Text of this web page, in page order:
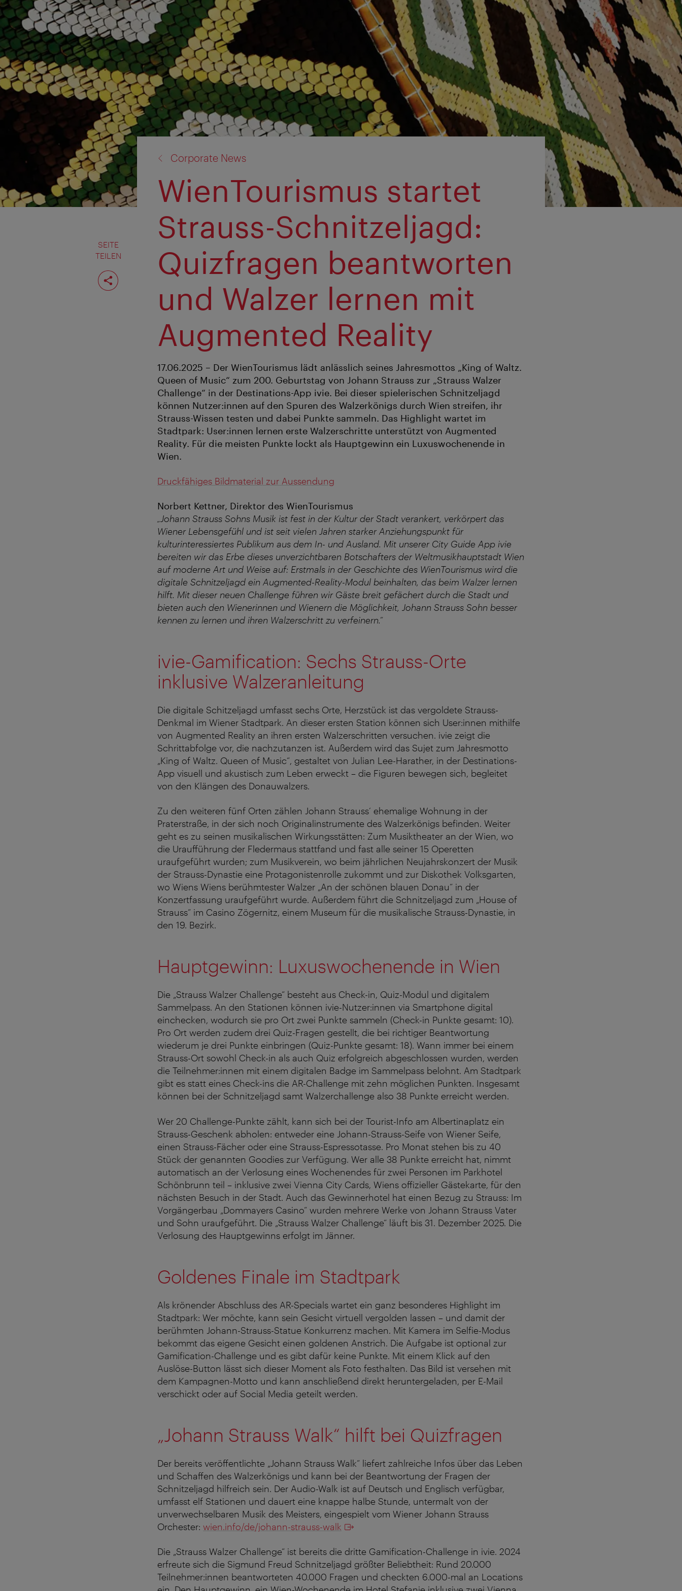
SEITE
TEILEN
Seite
teilen
Corporate News
WienTourismus startet
Strauss-Schnitzeljagd:
Quizfragen beantworten
und Walzer lernen mit
Augmented Reality
17.06.2025 – Der WienTourismus lädt anlässlich seines Jahresmottos „King of Waltz.
Queen of Music“ zum 200. Geburtstag von Johann Strauss zur „Strauss Walzer
Challenge“ in der Destinations-App ivie. Bei dieser spielerischen Schnitzeljagd
können Nutzer:innen auf den Spuren des Walzerkönigs durch Wien streifen, ihr
Strauss-Wissen testen und dabei Punkte sammeln. Das Highlight wartet im
Stadtpark: User:innen lernen erste Walzerschritte unterstützt von Augmented
Reality. Für die meisten Punkte lockt als Hauptgewinn ein Luxuswochenende in
Wien.
Druckfähiges Bildmaterial zur Aussendung
Norbert Kettner, Direktor des WienTourismus
„Johann Strauss Sohns Musik ist fest in der Kultur der Stadt verankert, verkörpert das
Wiener Lebensgefühl und ist seit vielen Jahren starker Anziehungspunkt für
kulturinteressiertes Publikum aus dem In- und Ausland. Mit unserer City Guide App ivie
bereiten wir das Erbe dieses unverzichtbaren Botschafters der Weltmusikhauptstadt Wien
auf moderne Art und Weise auf: Erstmals in der Geschichte des WienTourismus wird die
digitale Schnitzeljagd ein Augmented-Reality-Modul beinhalten, das beim Walzer lernen
hilft. Mit dieser neuen Challenge führen wir Gäste breit gefächert durch die Stadt und
bieten auch den Wienerinnen und Wienern die Möglichkeit, Johann Strauss Sohn besser
kennen zu lernen und ihren Walzerschritt zu verfeinern.“
ivie-Gamification: Sechs Strauss-Orte
inklusive Walzeranleitung
Die digitale Schitzeljagd umfasst sechs Orte, Herzstück ist das vergoldete Strauss-
Denkmal im Wiener Stadtpark. An dieser ersten Station können sich User:innen mithilfe
von Augmented Reality an ihren ersten Walzerschritten versuchen. ivie zeigt die
Schrittabfolge vor, die nachzutanzen ist. Außerdem wird das Sujet zum Jahresmotto
„King of Waltz. Queen of Music“, gestaltet von Julian Lee-Harather, in der Destinations-
App visuell und akustisch zum Leben erweckt – die Figuren bewegen sich, begleitet
von den Klängen des Donauwalzers.
Zu den weiteren fünf Orten zählen Johann Strauss‘ ehemalige Wohnung in der
Praterstraße, in der sich noch Originalinstrumente des Walzerkönigs befinden. Weiter
geht es zu seinen musikalischen Wirkungsstätten: Zum Musiktheater an der Wien, wo
die Uraufführung der Fledermaus stattfand und fast alle seiner 15 Operetten
uraufgeführt wurden; zum Musikverein, wo beim jährlichen Neujahrskonzert der Musik
der Strauss-Dynastie eine Protagonistenrolle zukommt und zur Diskothek Volksgarten,
wo Wiens Wiens berühmtester Walzer „An der schönen blauen Donau“ in der
Konzertfassung uraufgeführt wurde. Außerdem führt die Schnitzeljagd zum „House of
Strauss“ im Casino Zögernitz, einem Museum für die musikalische Strauss-Dynastie, in
den 19. Bezirk.
Hauptgewinn: Luxuswochenende in Wien
Die „Strauss Walzer Challenge“ besteht aus Check-in, Quiz-Modul und digitalem
Sammelpass. An den Stationen können ivie-Nutzer:innen via Smartphone digital
einchecken, wodurch sie pro Ort zwei Punkte sammeln (Check-in Punkte gesamt: 10).
Pro Ort werden zudem drei Quiz-Fragen gestellt, die bei richtiger Beantwortung
wiederum je drei Punkte einbringen (Quiz-Punkte gesamt: 18). Wann immer bei einem
Strauss-Ort sowohl Check-in als auch Quiz erfolgreich abgeschlossen wurden, werden
die Teilnehmer:innen mit einem digitalen Badge im Sammelpass belohnt. Am Stadtpark
gibt es statt eines Check-ins die AR-Challenge mit zehn möglichen Punkten. Insgesamt
können bei der Schnitzeljagd samt Walzerchallenge also 38 Punkte erreicht werden.
Wer 20 Challenge-Punkte zählt, kann sich bei der Tourist-Info am Albertinaplatz ein
Strauss-Geschenk abholen: entweder eine Johann-Strauss-Seife von Wiener Seife,
einen Strauss-Fächer oder eine Strauss-Espressotasse. Pro Monat stehen bis zu 40
Stück der genannten Goodies zur Verfügung. Wer alle 38 Punkte erreicht hat, nimmt
automatisch an der Verlosung eines Wochenendes für zwei Personen im Parkhotel
Schönbrunn teil – inklusive zwei Vienna City Cards, Wiens offizieller Gästekarte, für den
nächsten Besuch in der Stadt. Auch das Gewinnerhotel hat einen Bezug zu Strauss: Im
Vorgängerbau „Dommayers Casino“ wurden mehrere Werke von Johann Strauss Vater
und Sohn uraufgeführt. Die „Strauss Walzer Challenge“ läuft bis 31. Dezember 2025. Die
Verlosung des Hauptgewinns erfolgt im Jänner.
Goldenes Finale im Stadtpark
Als krönender Abschluss des AR-Specials wartet ein ganz besonderes Highlight im
Stadtpark: Wer möchte, kann sein Gesicht virtuell vergolden lassen – und damit der
berühmten Johann-Strauss-Statue Konkurrenz machen. Mit Kamera im Selfie-Modus
bekommt das eigene Gesicht einen goldenen Anstrich. Die Aufgabe ist optional zur
Gamification-Challenge und es gibt dafür keine Punkte. Mit einem Klick auf den
Auslöse-Button lässt sich dieser Moment als Foto festhalten. Das Bild ist versehen mit
dem Kampagnen-Motto und kann anschließend direkt heruntergeladen, per E-Mail
verschickt oder auf Social Media geteilt werden.
„Johann Strauss Walk“ hilft bei Quizfragen
Der bereits veröffentlichte „Johann Strauss Walk“ liefert zahlreiche Infos über das Leben
und Schaffen des Walzerkönigs und kann bei der Beantwortung der Fragen der
Schnitzeljagd hilfreich sein. Der Audio-Walk ist auf Deutsch und Englisch verfügbar,
umfasst elf Stationen und dauert eine knappe halbe Stunde, untermalt von der
unverwechselbaren Musik des Meisters, eingespielt vom Wiener Johann Strauss
Orchester: wien.info/de/johann-strauss-walk
Die „Strauss Walzer Challenge“ ist bereits die dritte Gamification-Challenge in ivie. 2024
erfreute sich die Sigmund Freud Schnitzeljagd größter Beliebtheit: Rund 20.000
Teilnehmer:innen beantworteten 40.000 Fragen und checkten 6.000-mal an Locations